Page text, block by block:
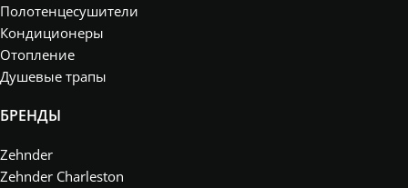
Полотенцесушители
Кондиционеры
Отопление
Душевые трапы
БРЕНДЫ
Zehnder
Zehnder Charleston